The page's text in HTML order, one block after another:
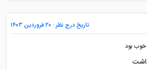
تاریخ درج نظر : ۲۰ فروردین ۱۴۰۳
بود